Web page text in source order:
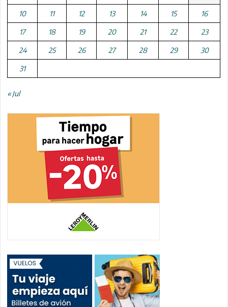
10 11 12 13 14 15 16
17 18 19 20 21 22 23
24 25 26 27 28 29 30
31
« Jul